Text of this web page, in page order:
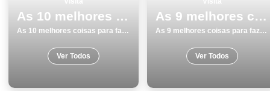
As 10 melhores coisas para fazer e visitar na Ilha de SÃ£o Miguel
As 10 melhores coisas para fazer e visitar na Ilha de SÃ£o Miguel
Ver Todos
As 9 melhores coisas para fazer e visitar na Ilha de SÃ£o Miguel
As 9 melhores coisas para fazer e visitar na Ilha de SÃ£o Miguel
Ver Todos